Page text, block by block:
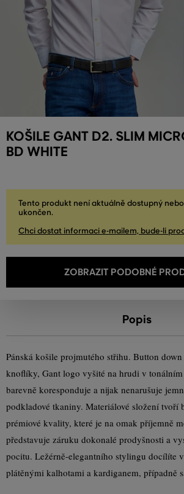
KOŠILE GANT D2. SLIM
BD WHITE
Tento produkt není aktuálně dostupný
ukončen.
Chci dostat informaci e-mailem, bude-li
ZOBRAZIT PODOBNÉ
Popis
Pánská košile projmutého střihu. Button
knoflíky, Gant logo vyšité na hrudi v tonálním
barevně koresponduje a nijak nenarušuje
podkladové tkaniny. Materiálové složení tvoří
prémiové kvality, které je na omak příjemně
představuje záruku dokonalé prodyšnosti a
pocitu. Ležérně-elegantního stylingu docílíte
plátěnými kalhotami a kardiganem, případně